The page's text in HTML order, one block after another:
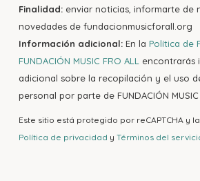
Finalidad:enviar noticias, informarte de
novedades de fundacionmusicforall.org
Información adicional:En la Política de
FUNDACIÓN MUSIC FRO ALL
encontrarás
adicional sobre la recopilación y el uso
personal por parte de FUNDACIÓN MUSIC
Este sitio está protegido por reCAPTCHA y
Política de privacidad y Términos del